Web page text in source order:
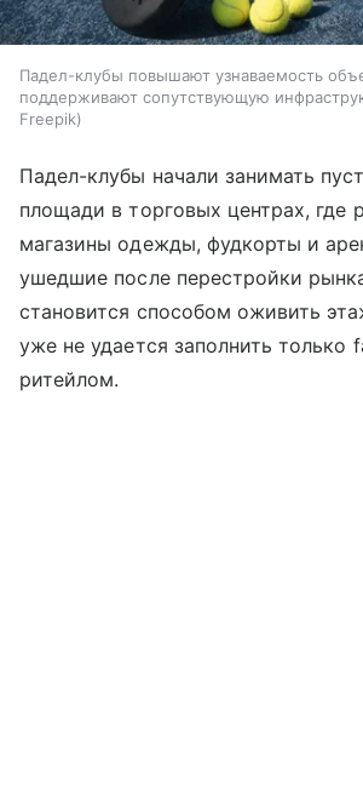
Падел-клубы повышают узнаваемость
поддерживают сопутствующую
Freepik
Падел-клубы начали занимать
площади в торговых центрах, где
магазины одежды, фудкорты и
ушедшие после перестройки
становится способом оживить
уже не удается заполнить только
ритейлом.